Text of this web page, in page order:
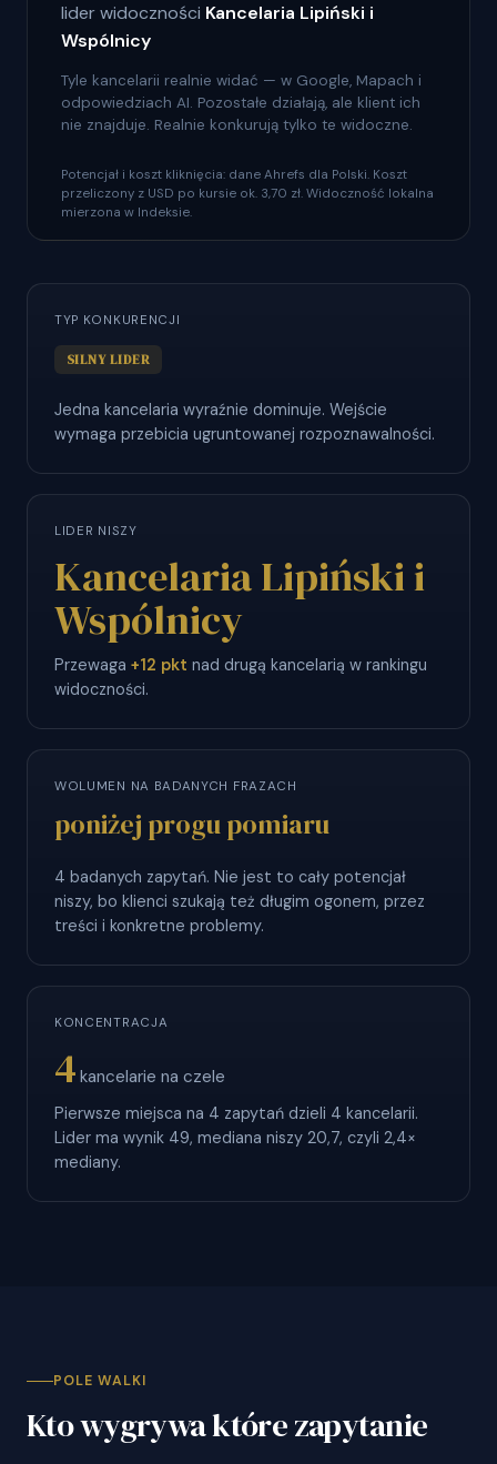
lider widoczności Kancelaria Lipiński i
Wspólnicy
Tyle kancelarii realnie widać — w Google, Mapach i
odpowiedziach AI. Pozostałe działają, ale klient ich
nie znajduje. Realnie konkurują tylko te widoczne.
Potencjał i koszt kliknięcia: dane Ahrefs dla Polski. Koszt
przeliczony z USD po kursie ok. 3,70 zł. Widoczność lokalna
mierzona w Indeksie.
TYP KONKURENCJI
SILNY LIDER
Jedna kancelaria wyraźnie dominuje. Wejście
wymaga przebicia ugruntowanej rozpoznawalności.
LIDER NISZY
Kancelaria Lipiński i
Wspólnicy
Przewaga +12 pkt nad drugą kancelarią w rankingu
widoczności.
WOLUMEN NA BADANYCH FRAZACH
poniżej progu pomiaru
4 badanych zapytań. Nie jest to cały potencjał
niszy, bo klienci szukają też długim ogonem, przez
treści i konkretne problemy.
KONCENTRACJA
4 kancelarie na czele
Pierwsze miejsca na 4 zapytań dzieli 4 kancelarii.
Lider ma wynik 49, mediana niszy 20,7, czyli 2,4×
mediany.
POLE WALKI
Kto wygrywa które zapytanie